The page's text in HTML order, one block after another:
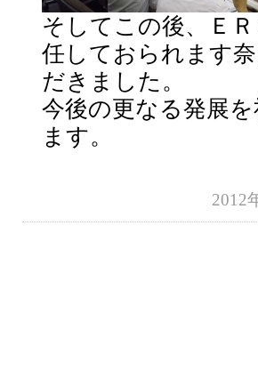
そしてこの後、Ｅ
任しておられます
だきました。
今後の更なる発展
ます。
2012